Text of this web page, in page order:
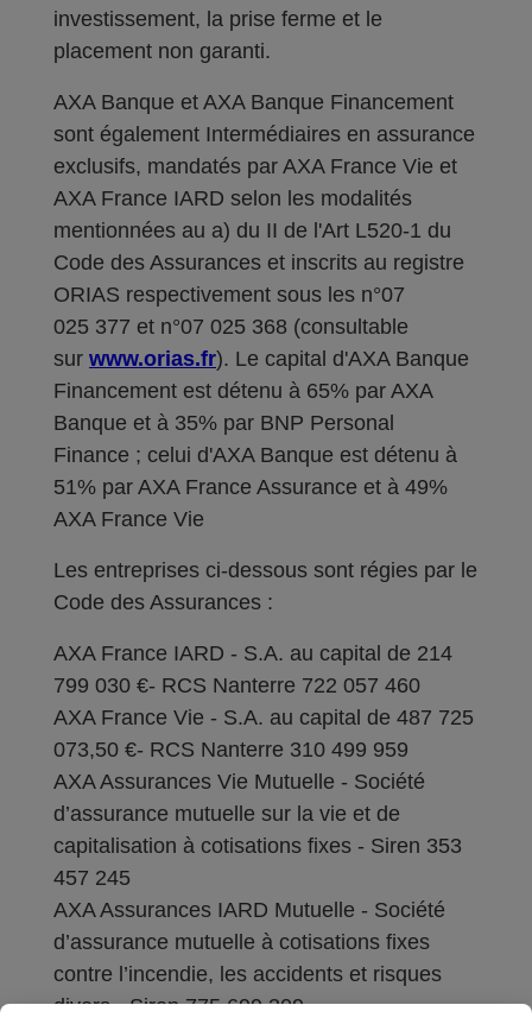
investissement, la prise ferme et le
placement non garanti.
AXA Banque et AXA Banque Financement
sont également Intermédiaires en assurance
exclusifs, mandatés par AXA France Vie et
AXA France IARD selon les modalités
mentionnées au a) du II de l'Art L520-1 du
Code des Assurances et inscrits au registre
ORIAS respectivement sous les n°07
025 377 et n°07 025 368 (consultable
sur www.orias.fr). Le capital d'AXA Banque
Financement est détenu à 65% par AXA
Banque et à 35% par BNP Personal
Finance ; celui d'AXA Banque est détenu à
51% par AXA France Assurance et à 49%
AXA France Vie
Les entreprises ci-dessous sont régies par le
Code des Assurances :
AXA France IARD - S.A. au capital de 214
799 030 €- RCS Nanterre 722 057 460
AXA France Vie - S.A. au capital de 487 725
073,50 €- RCS Nanterre 310 499 959
AXA Assurances Vie Mutuelle - Société
d’assurance mutuelle sur la vie et de
capitalisation à cotisations fixes - Siren 353
457 245
AXA Assurances IARD Mutuelle - Société
d’assurance mutuelle à cotisations fixes
contre l’incendie, les accidents et risques
divers - Siren 775 699 309